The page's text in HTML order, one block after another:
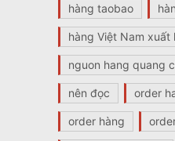
hàng taobao
hàng Việt Nam xuất
nguon hang quang
nên đọc order
order hàng